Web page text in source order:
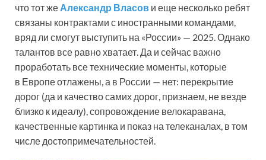
что тот же Александр Власов и еще несколько ребят
связаны контрактами с иностранными командами,
вряд ли смогут выступить на «России» — 2025. Однако
талантов все равно хватает. Да и сейчас важно
проработать все технические моменты, которые
в Европе отлажены, а в России — нет: перекрытие
дорог (да и качество самих дорог, признаем, не везде
близко к идеалу), сопровождение велокаравана,
качественные картинка и показ на телеканалах, в том
числе достопримечательностей.